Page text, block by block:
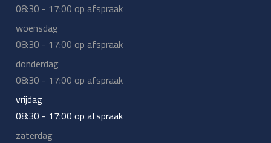
08:30 - 17:00 op afspraak
woensdag
08:30 - 17:00 op afspraak
donderdag
08:30 - 17:00 op afspraak
vrijdag
08:30 - 17:00 op afspraak
zaterdag